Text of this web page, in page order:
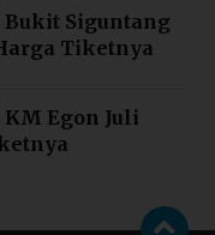
Bukit Siguntang
Tiketnya
Egon Juli